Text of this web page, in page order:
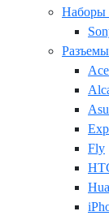
Наборы
Разъемы
Fly